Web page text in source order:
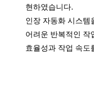
현하였습니다.
인장 자동화 시스템
어려운 반복적인 작
효율성과 작업 속도